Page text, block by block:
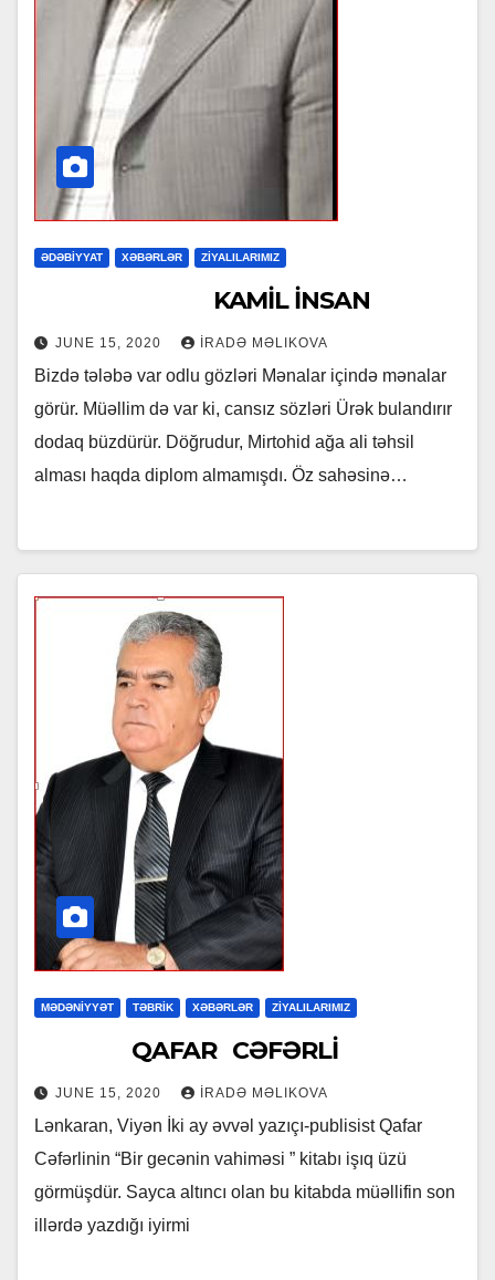
ƏDƏBİYYAT XƏBƏRLƏR ZİYALILARIMIZ
KAMİL İNSAN
JUNE 15, 2020 İRADƏ MƏLIKOVA
Bizdə tələbə var odlu gözləri Mənalar içində mənalar
görür. Müəllim də var ki, cansız sözləri Ürək bulandırır
dodaq büzdürür. Döğrudur, Mirtohid ağa ali təhsil
alması haqda diplom almamışdı. Öz sahəsinə…
MƏDƏNİYYƏT TƏBRİK XƏBƏRLƏR ZİYALILARIMIZ
QAFAR CƏFƏRLİ
JUNE 15, 2020 İRADƏ MƏLIKOVA
Lənkaran, Viyən İki ay əvvəl yazıçı-publisist Qafar
Cəfərlinin “Bir gecənin vahiməsi ” kitabı işıq üzü
görmüşdür. Sayca altıncı olan bu kitabda müəllifin son
illərdə yazdığı iyirmi